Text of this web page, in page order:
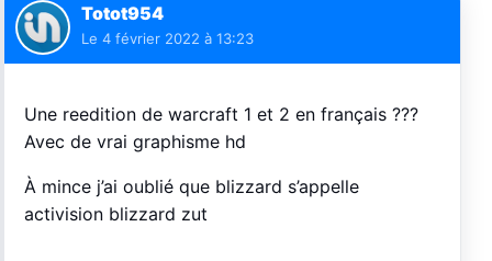
Totot954
Le 4 février 2022 à 13:23
Une reedition de warcraft 1 et 2 en français ???
Avec de vrai graphisme hd
À mince j’ai oublié que blizzard s’appelle
activision blizzard zut